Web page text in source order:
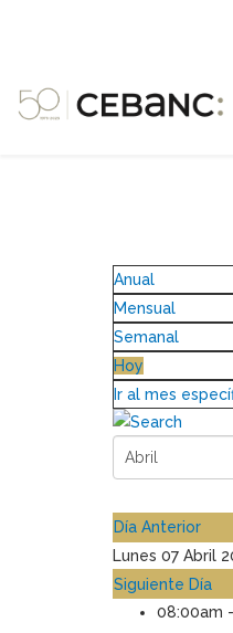
Anual
Mensual
Semanal
Hoy
Ir al mes
Día Anterior
Lunes 07 Abril
Siguiente Día
08:00am